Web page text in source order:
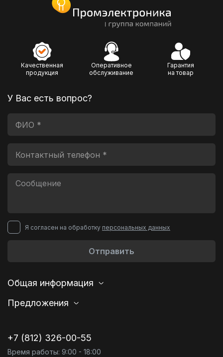
Качественная
продукция
Оперативное
обслуживание
Гарантия
на товар
У Вас есть вопрос?
Я согласен на обработку персональных данных
Отправить
Общая информация
Предложения
+7 (812) 326-00-55
Время работы: 9:00 - 18:00